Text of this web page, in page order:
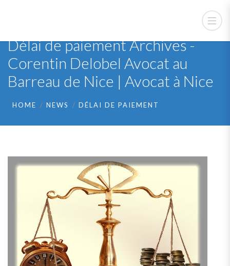
Délai de paiement Archives -
Corentin Delobel Avocat au
Barreau de Nice | Avocat à Nice
HOME NEWS DÉLAI DE PAIEMENT